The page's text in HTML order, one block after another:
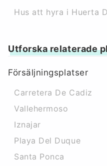
Hus att hyra i Huerta
Utforska relaterade
Försäljningsplatser
Carretera De Cadiz
Vallehermoso
Iznajar
Playa Del Duque
Santa Ponca